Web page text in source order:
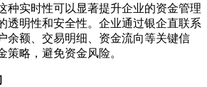
种实时性可以显著提升企业的资金管理
透明性和安全性。企业通过银企直联系
余额、交易明细、资金流向等关键信
策略，避免资金风险。